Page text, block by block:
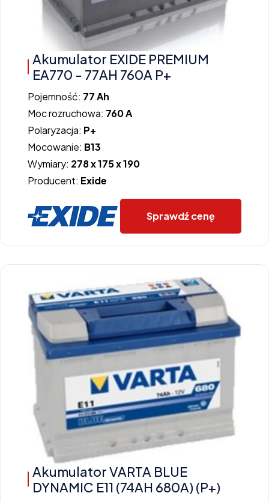
Akumulator EXIDE PREMIUM
EA770 - 77AH 760A P+
Pojemność: 77 Ah
Moc rozruchowa: 760 A
Polaryzacja: P+
Mocowanie: B13
Wymiary: 278 x 175 x 190
Producent: Exide
Sprawdź cenę
Akumulator VARTA BLUE
DYNAMIC E11 (74AH 680A) (P+)